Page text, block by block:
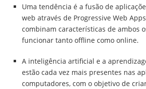
Uma tendência é a fusão de
web através de Progressive Web Apps
combinam características de ambos
funcionar tanto offline como online.
A inteligência artificial e a
estão cada vez mais presentes nas
computadores, com o objetivo de